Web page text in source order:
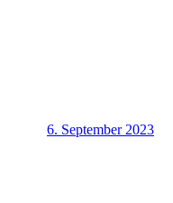
6. September 2023